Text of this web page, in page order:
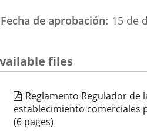
Fecha de aprobación 15 de
files
Reglamento Regulador de
establecimiento comerciales
(6 pages)